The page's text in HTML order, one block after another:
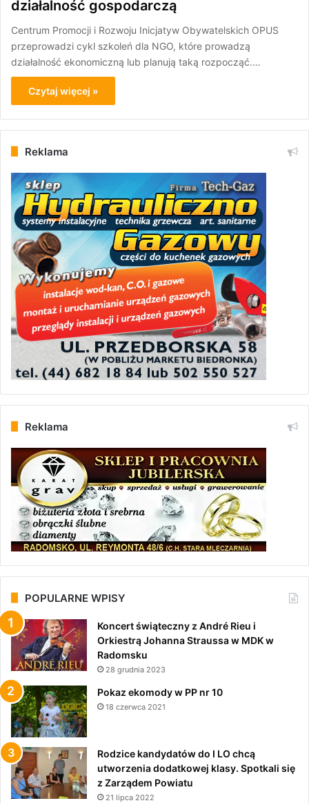
działalność gospodarczą
Centrum Promocji i Rozwoju Inicjatyw Obywatelskich OPUS
przeprowadzi cykl szkoleń dla NGO, które prowadzą
działalność ekonomiczną lub planują taką rozpocząć.…
Czytaj więcej »
Reklama
Reklama
POPULARNE WPISY
Koncert świąteczny z André Rieu i
Orkiestrą Johanna Straussa w MDK w
Radomsku
28 grudnia 2023
Pokaz ekomody w PP nr 10
18 czerwca 2021
Rodzice kandydatów do I LO chcą
utworzenia dodatkowej klasy. Spotkali się
z Zarządem Powiatu
21 lipca 2022